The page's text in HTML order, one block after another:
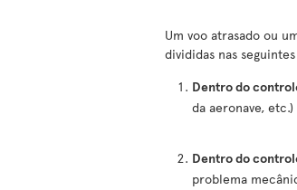
Um voo atrasado ou
divididas nas
Dentro do
da aeronave, etc.)
Dentro do
problema